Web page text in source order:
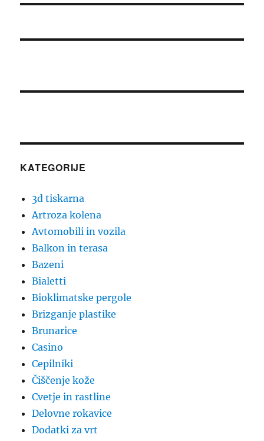
KATEGORIJE
3d tiskarna
Artroza kolena
Avtomobili in vozila
Balkon in terasa
Bazeni
Bialetti
Bioklimatske pergole
Brizganje plastike
Brunarice
Casino
Cepilniki
Čiščenje kože
Cvetje in rastline
Delovne rokavice
Dodatki za vrt